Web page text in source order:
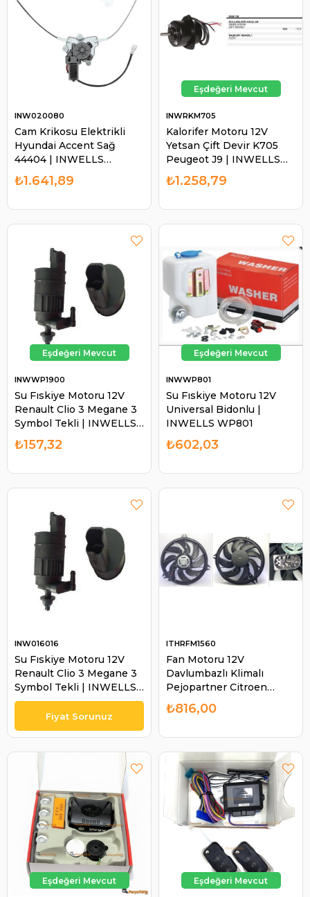
Cam Krikosu Elektrikli
Hyundai Accent Sağ
44404 | INWELLS
020080
INW020080
₺1.641,89
Kalorifer Motoru 12V
Yetsan Çift Devir K705
Peugeot J9 | INWELLS
RKM705
INWRKM705
₺1.258,79
Su Fıskiye Motoru 12V
Renault Clio 3 Megane 3
Symbol Tekli | INWELLS
WP1900
INWWP1900
₺157,32
Su Fıskiye Motoru 12V
Universal Bidonlu |
INWELLS WP801
INWWP801
₺602,03
Su Fıskiye Motoru 12V
Renault Clio 3 Megane 3
Symbol Tekli | INWELLS
016016
INW016016
Fan Motoru 12V
Davlumbazlı Klimalı
Pejopartner Citroen
Eugeot 307 - Partner 1.9-
2.0 HDI - Citroen
ITHRFM1560
₺816,00